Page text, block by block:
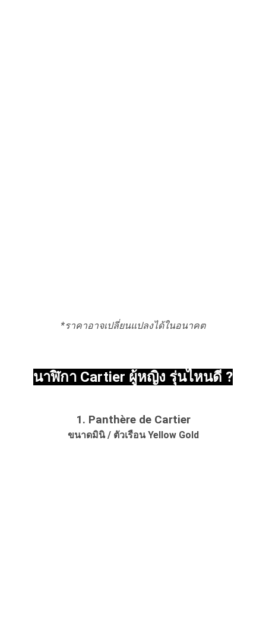
*ราคาอาจเปลี่ยนแปลงได้ในอนาคต
นาฬิกา Cartier ผู้หญิง รุ่นไหนดี ?
1. Panthère de Cartier
ขนาดมินิ / ตัวเรือน Yellow Gold